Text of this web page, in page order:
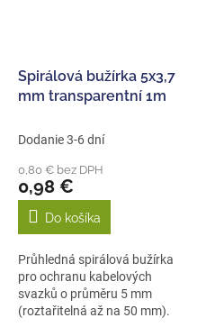
Spirálová bužírka 5x3,7
mm transparentní 1m
Dodanie 3-6 dní
0,80 € bez DPH
0,98 €
Do košíka
Průhledná spirálová bužírka
pro ochranu kabelových
svazků o průměru 5 mm
(roztařitelná až na 50 mm).